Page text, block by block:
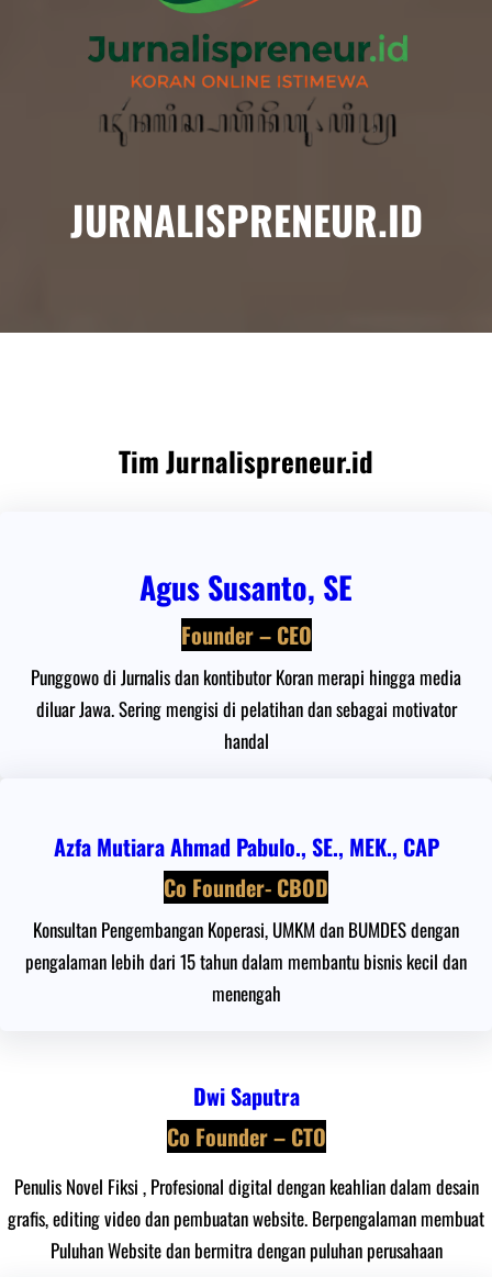
JURNALISPRENEUR.ID
Tim Jurnalispreneur.id
Agus Susanto, SE
Founder – CEO
Punggowo di Jurnalis dan kontibutor Koran merapi hingga media
diluar Jawa. Sering mengisi di pelatihan dan sebagai motivator
handal
Azfa Mutiara Ahmad Pabulo., SE., MEK., CAP
Co Founder- CBOD
Konsultan Pengembangan Koperasi, UMKM dan BUMDES dengan
pengalaman lebih dari 15 tahun dalam membantu bisnis kecil dan
menengah
Dwi Saputra
Co Founder – CTO
Penulis Novel Fiksi , Profesional digital dengan keahlian dalam desain
grafis, editing video dan pembuatan website. Berpengalaman membuat
Puluhan Website dan bermitra dengan puluhan perusahaan